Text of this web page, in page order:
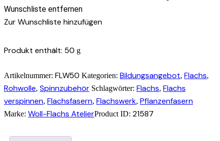
weich,
50g,
zu
Menge
Wunschliste entfernen
Zur Wunschliste hinzufügen
Produkt enthält: 50 g
Artikelnummer: FLW50 Kategorien: Bildungsangebot, Flachs,
Rohwolle, Spinnzubehör Schlagwörter: Flachs, Flachs
verspinnen, Flachsfasern, Flachswerk, Pflanzenfasern
Marke: Woll-Flachs AtelierProduct ID: 21587